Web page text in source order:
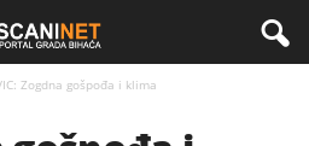
Zogdna gošpođa i klima